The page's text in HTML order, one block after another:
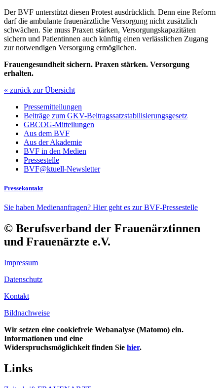
Der BVF unterstützt diesen Protest ausdrücklich. Denn eine Reform
darf die ambulante frauenärztliche Versorgung nicht zusätzlich
schwächen. Sie muss Praxen stärken, Versorgungskapazitäten
sichern und Patientinnen auch künftig einen verlässlichen Zugang
zur notwendigen Versorgung ermöglichen.
Frauengesundheit sichern. Praxen stärken. Versorgung
erhalten.
« zurück zur Übersicht
Pressemitteilungen
Beiträge zum GKV-Beitragssatzstabilisierungsgesetz
GBCOG-Mitteilungen
Aus dem BVF
Aus der Akademie
BVF in den Medien
Pressestelle
BVF@ktuell-Newsletter
Pressekontakt
Sie haben Medienanfragen? Hier geht es zur BVF-Pressestelle
© Berufsverband der Frauenärztinnen
und Frauenärzte e.V.
Impressum
Datenschutz
Kontakt
Bildnachweise
Wir setzen eine cookiefreie Webanalyse (Matomo) ein.
Informationen und eine
Widerspruchsmöglichkeit finden Sie hier.
Links